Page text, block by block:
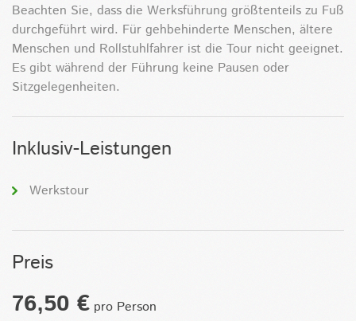
Beachten Sie, dass die Werksführung größtenteils zu Fuß
durchgeführt wird. Für gehbehinderte Menschen, ältere
Menschen und Rollstuhlfahrer ist die Tour nicht geeignet.
Es gibt während der Führung keine Pausen oder
Sitzgelegenheiten.
Inklusiv-Leistungen
Werkstour
Preis
76,50 € pro Person